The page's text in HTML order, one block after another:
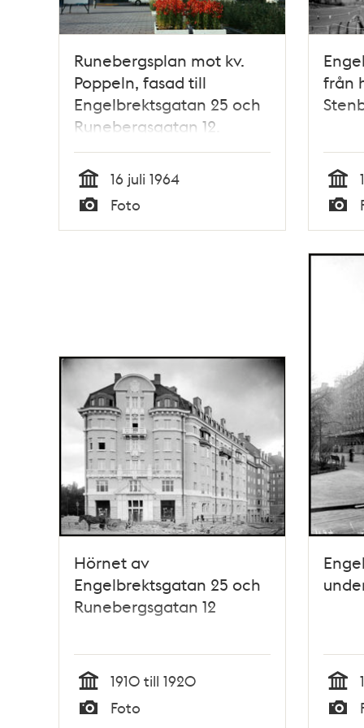
Runebergsplan mot kv.
Poppeln, fasad till
Engelbrektsgatan 25 och
Runebergsgatan 12.
Reklampelare för
insektsmedlet Radar till
vänster
Tid
16 juli 1964
Typ
Foto
från
Tid
Typ
Hörnet av
Engelbrektsgatan 25 och
Runebergsgatan 12
Tid
1910 till 1920
Foto Tid